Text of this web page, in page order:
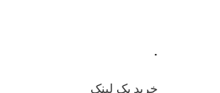
.
خرید بک لینک